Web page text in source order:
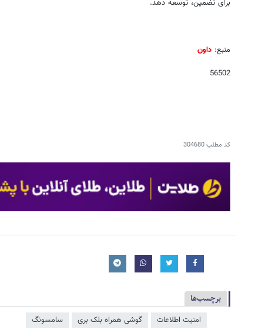
برای تضمین، توسعه دهد.
منبع: داون
56502
کد مطلب304680
برچسب‌ها
امنیت اطلاعات گوشی همراه بلک بری سامسونگ